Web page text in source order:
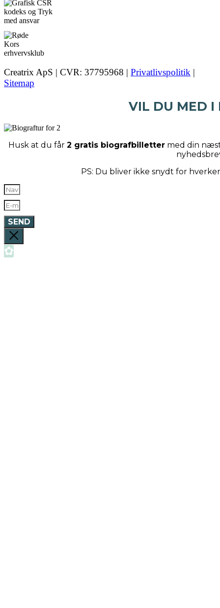
Creatrix ApS | CVR: 37795968 | Privatlivspolitik |
Sitemap
VIL DU MED I
Husk at du får 2 gratis biografbillettermed din
PS: Du bliver ikke snydt for
SEND
✿